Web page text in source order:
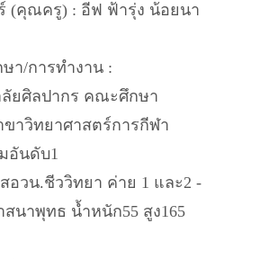
(คุณครู) : อีฟ ฟ้ารุ่ง น้อยนา
า/การทำงาน :
ยศิลปากร คณะศึกษา
ขาวิทยาศาสตร์การกีฬา
อันดับ1
อวน.ชีววิทยา ค่าย 1 และ2 -
สนาพุทธ น้ำหนัก55 สูง165